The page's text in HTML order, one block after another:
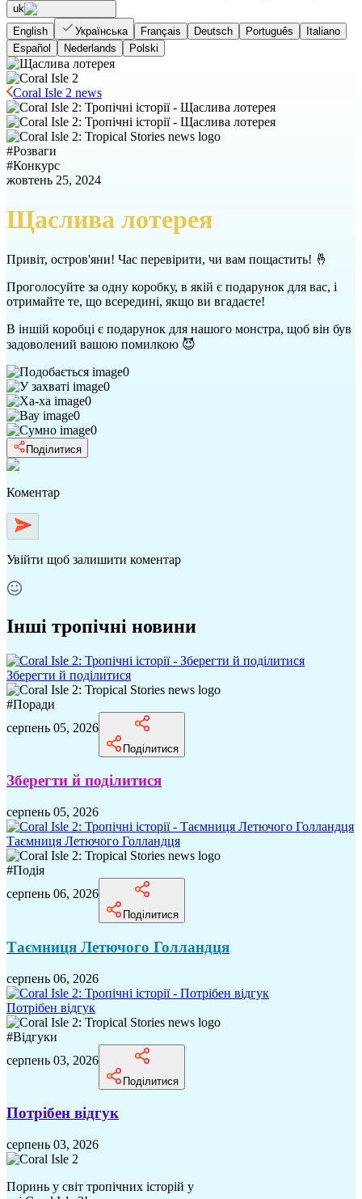
uk
English
Українська Français Deutsch Português
Italiano
Español
Nederlands Polski
Coral Isle 2 news
#Розваги
#Конкурс
жовтень 25, 2024
Щаслива лотерея
Привіт, остров'яни! Час перевірити, чи вам пощастить! 🤞
Проголосуйте за одну коробку, в якій є подарунок для вас, і
отримайте те, що всередині, якщо ви вгадаєте!
В іншій коробці є подарунок для нашого монстра, щоб він був
задоволений вашою помилкою 😈
0
0
0
0
0
Поділитися
Коментар
Увійти щоб залишити коментар
Інші тропічні новини
Зберегти й поділитися
#Поради
серпень 05, 2026
Поділитися
Зберегти й поділитися
серпень 05, 2026
Таємниця Летючого Голландця
#Подія
серпень 06, 2026
Поділитися
Таємниця Летючого Голландця
серпень 06, 2026
Потрібен відгук
#Відгуки
серпень 03, 2026
Поділитися
Потрібен відгук
серпень 03, 2026
Поринь у світ тропічних історій у